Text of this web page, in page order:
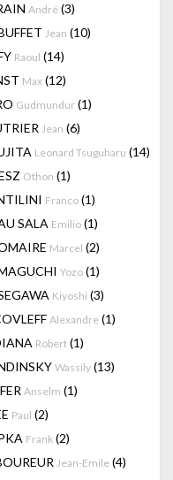
André (3)
Jean (10)
Raoul (14)
Max (12)
Gudmundur (1)
Jean (6)
Leonard Tsuguharu (14)
Othon (1)
Franco (1)
SALA Emilio (1)
Marcel (2)
Yozo (1)
Kiyoshi (3)
Alexandre (1)
Robert (1)
Wassily (13)
Anselm (1)
Paul (2)
Frank (2)
Jean-Emile (4)